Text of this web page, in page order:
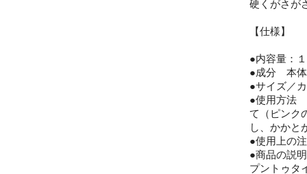
硬くがさが
【仕様】
●内容量：
●成分 本体
●サイズ／
●使用方法
て（ピンク
し、かかと
●使用上の
●商品の説
プントゥタ